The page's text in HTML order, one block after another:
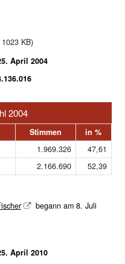
KB)
April 2004
2004
Stimmen
in %
1.969.326
47,61
2.166.690 52,39
begann am 8. Juli
April 2010